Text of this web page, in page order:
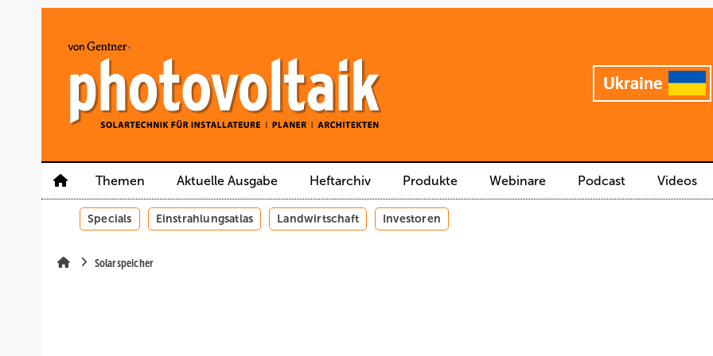
Themen Aktuelle Ausgabe Heftarchiv Produkte Webinare Podcast Videos
Specials Einstrahlungsatlas Landwirtschaft Investoren
Solarspeicher